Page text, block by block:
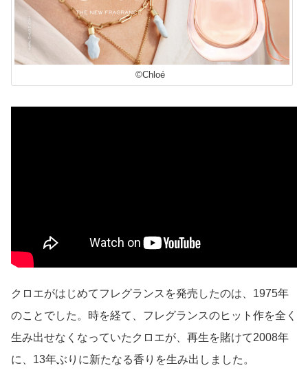
©Chloé
クロエがはじめてフレグランスを発売したのは、1975年
のことでした。時を経て、フレグランスのヒット作を全く
生み出せなくなっていたクロエが、再生を賭けて2008年
に、13年ぶりに新たなる香りを生み出しました。